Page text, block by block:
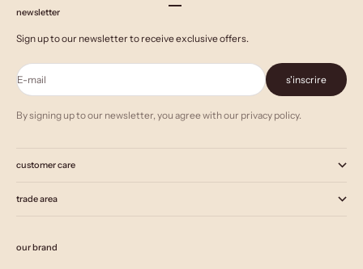
newsletter
Sign up to our newsletter to receive exclusive offers.
E-mail s'inscrire
By signing up to our newsletter, you agree with our privacy policy.
customer care
trade area
our brand